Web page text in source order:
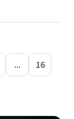
... 16